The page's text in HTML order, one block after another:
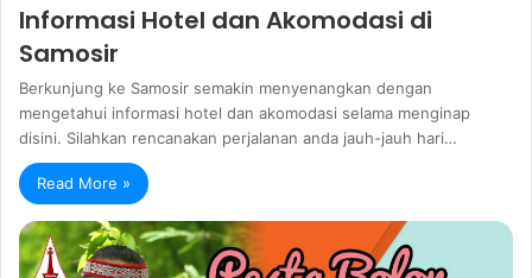
Informasi Hotel dan Akomodasi di
Samosir
Berkunjung ke Samosir semakin menyenangkan dengan
mengetahui informasi hotel dan akomodasi selama menginap
disini. Silahkan rencanakan perjalanan anda jauh-jauh hari…
Read More »